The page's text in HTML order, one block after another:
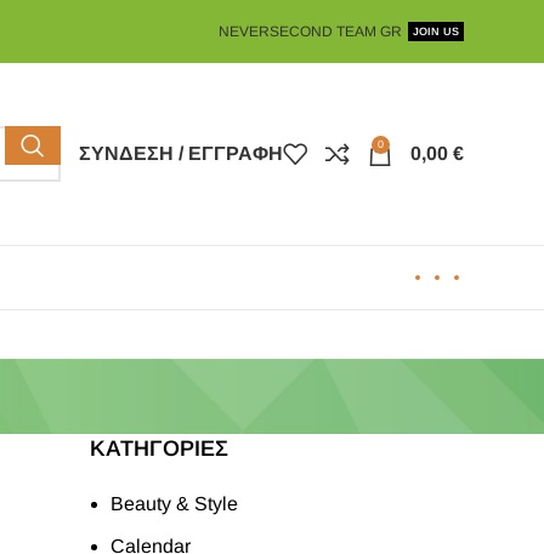
NEVERSECOND TEAM GR JOIN US
ΣΎΝΔΕΣΗ / ΕΓΓΡΑΦΉ 0 0,00 €
KΑΤΗΓΟΡΊΕΣ
Beauty & Style
Calendar